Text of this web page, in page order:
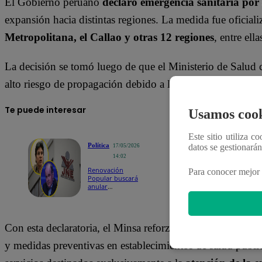
expansión hacia distintas regiones. La medida fue
Metropolitana, el Callao y otras 12 regiones, entre
La decisión se tomó luego de que el Ministerio de Salud
alto riesgo de propagación debido a las bajas coberturas
Te puede interesar
Política
17/05/2026
14:02
Renovación
Popular buscará
anular
Con esta declaratoria, el Minsa reforzará las
y medidas preventivas en establecimientos de salud
Usamos
Este sitio utiliza
datos se
Para conocer